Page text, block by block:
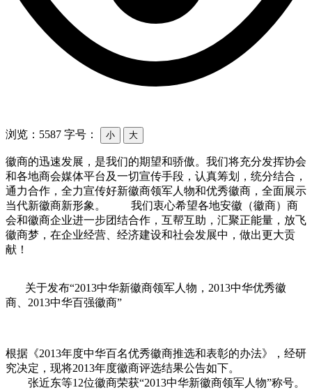
浏览：5587 字号： 小 大
徽商的迅速发展，是我们的期望和骄傲。我们将充分发挥协会
和各地商会媒体平台及一切宣传手段，认真筹划，统分结合，
通力合作，全力宣传好新徽商领军人物和优秀徽商，全面展示
当代新徽商新形象。 我们衷心希望各地安徽（徽商）商
会和徽商企业进一步团结合作，互帮互助，汇聚正能量，放飞
徽商梦，在企业经营、经济建设和社会发展中，做出更大贡
献！
关于发布“2013中华新徽商领军人物，2013中华优秀徽
商、2013中华百强徽商”
根据《2013年度中华百名优秀徽商推选和表彰的办法》，经研
究决定，现将2013年度徽商评选结果公告如下。
张近东等12位徽商荣获“2013中华新徽商领军人物”称号。